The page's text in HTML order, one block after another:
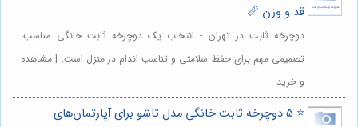
قد و وزن 📏
دوچرخه ثابت در تهران - انتخاب یک دوچرخه ثابت خانگی مناسب،
تصمیمی مهم برای حفظ سلامتی و تناسب اندام در منزل است. | مشاهده
و خرید
⭐️ 5 دوچرخه ثابت خانگی مدل تاشو برای آپارتمان‌های